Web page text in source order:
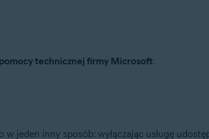
pomocy technicznej firmy Microsoft:
jeden inny sposób: wyłączając usługę